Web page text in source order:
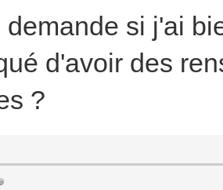
si j'ai
d'avoir des
?